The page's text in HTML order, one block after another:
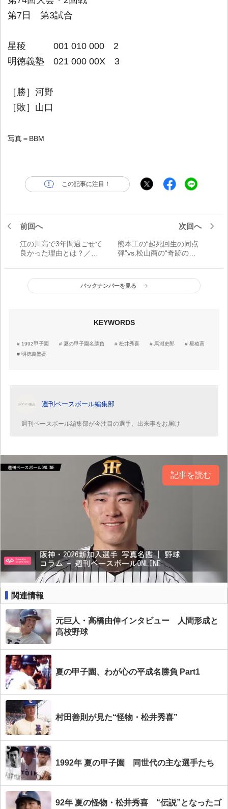
第7日 第3試合
星稜 001 010 000 2
明徳義塾 021 000 00X 3
［勝］河野
［敗］山口
写真＝BBM
この記事に注目！
前回へ
江の川高で3年間過ごせて
良かった理由とは？／谷
次回へ
熊本工の“起死回生の同点
弾”vs.松山商の“奇跡のバ
名勝負
バックナンバーを見る
KEYWORDS
1992甲子園 夏の甲子園名勝負 松井秀喜 馬淵史郎
星稜高
明徳義塾高
週刊ベースボール編集部
週刊ベースボール編集部が今注目の選手、出来事をお届け
記事を読む
関連情報
元巨人・高橋由伸インタビュー 人間形成と
高校野球
夏の甲子園、わが心の平成名勝負 Part1
村田善則が見た“怪物・松井秀喜”
1992年 夏の甲子園 同世代の主な選手たち
92年 夏の怪物・松井秀喜 “伝説”となったゴ